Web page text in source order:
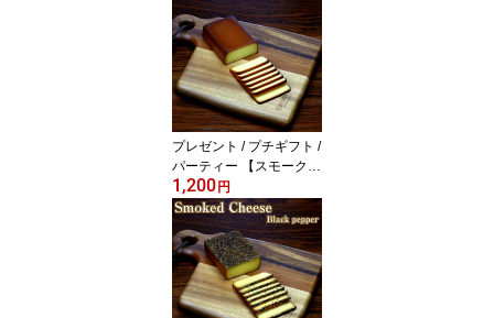
ズの燻製 チーズ スモー
ク 燻製 ギフト プレゼン
ト
プレゼント / プチギフト /
パーティー 【スモークチ
ーズ】【売れ筋】 燻製チ
ーズ チーズの燻製
1,200円